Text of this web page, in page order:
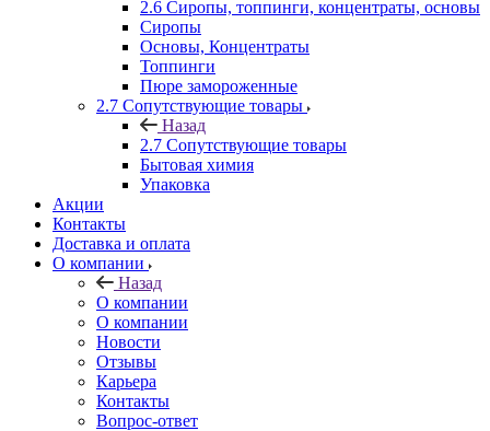
2.6 Сиропы, топпинги, концентраты, основы
Сиропы
Основы, Концентраты
Топпинги
Пюре замороженные
2.7 Сопутствующие товары
Назад
2.7 Сопутствующие товары
Бытовая химия
Упаковка
Акции
Контакты
Доставка и оплата
О компании
Назад
О компании
О компании
Новости
Отзывы
Карьера
Контакты
Вопрос-ответ